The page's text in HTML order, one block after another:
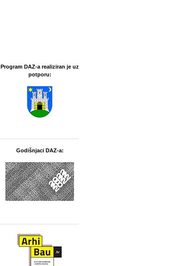
Program DAZ-a realiziran je uz
potporu:
Godišnjaci DAZ-a: